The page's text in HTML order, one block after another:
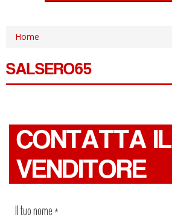
Home
SALSERO65
CONTATTA IL
VENDITORE
Il tuo nome*